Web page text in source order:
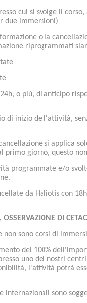
cui si svolge il
due immersioni)
o la
riprogrammati
o più, di anticipo
di inizio dell'attività,
si applica
giorno, questo
programmate e/o
da Haliotis con
DI
non sono corsi di
del 100%
uno dei nostri
l'attività potrà
sono